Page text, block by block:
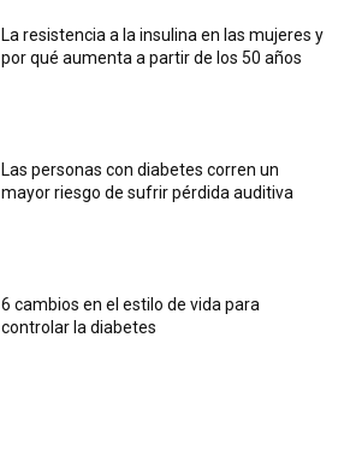
La resistencia a la insulina en las mujeres y
por qué aumenta a partir de los 50 años
Las personas con diabetes corren un
mayor riesgo de sufrir pérdida auditiva
6 cambios en el estilo de vida para
controlar la diabetes